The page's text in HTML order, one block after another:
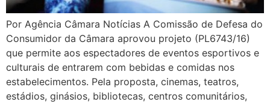
Por Agência Câmara Notícias A Comissão de Defesa do
Consumidor da Câmara aprovou projeto (PL6743/16)
que permite aos espectadores de eventos esportivos e
culturais de entrarem com bebidas e comidas nos
estabelecimentos. Pela proposta, cinemas, teatros,
estádios, ginásios, bibliotecas, centros comunitários,